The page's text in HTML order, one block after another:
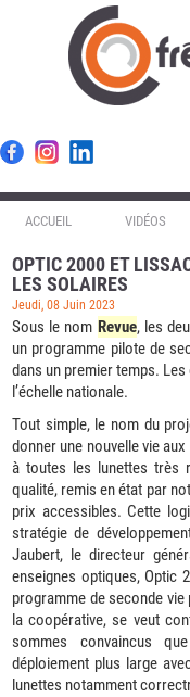
ACCUEIL VIDÉOS
OPTIC 2000 ET
LES SOLAIRES
Jeudi, 08 Juin 2023
Sous le nom Revue, les
un programme pilote de
dans un premier temps.
l’échelle nationale.
Tout simple, le nom du
donner une nouvelle vie
à toutes les lunettes très
qualité, remis en état par
prix accessibles. Cette
stratégie de
Jaubert, le directeur
enseignes optiques, Optic
programme de seconde
la coopérative, se veut
sommes convaincus
déploiement plus large
lunettes notamment